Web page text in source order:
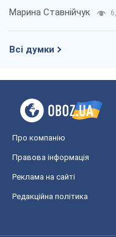
Марина Ставнійчук
Всі думки
Про компанію
Правова інформація
Реклама на сайті
Редакційна політика